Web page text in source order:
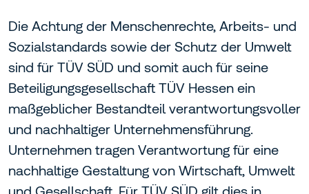
Die Achtung der Menschenrechte, Arbeits- und
Sozialstandards sowie der Schutz der Umwelt
sind für TÜV SÜD und somit auch für seine
Beteiligungsgesellschaft TÜV Hessen ein
maßgeblicher Bestandteil verantwortungsvoller
und nachhaltiger Unternehmensführung.
Unternehmen tragen Verantwortung für eine
nachhaltige Gestaltung von Wirtschaft, Umwelt